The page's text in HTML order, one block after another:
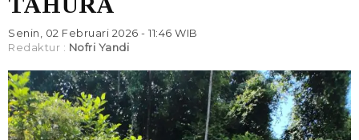
Senin, 02 Februari 2026 - 11:46 WIB
Redaktur : Nofri Yandi